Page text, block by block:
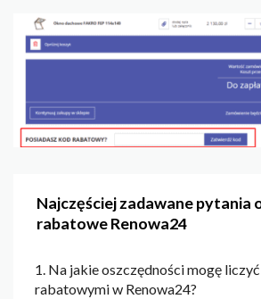
Najczęściej zadawane pytania
rabatowe Renowa24
1. Na jakie oszczędności mogę
rabatowymi w Renowa24?